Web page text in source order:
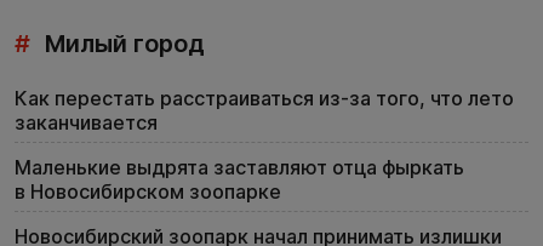
# Милый город
Как перестать расстраиваться из-за того, что лето
заканчивается
Маленькие выдрята заставляют отца фыркать
в Новосибирском зоопарке
Новосибирский зоопарк начал принимать излишки